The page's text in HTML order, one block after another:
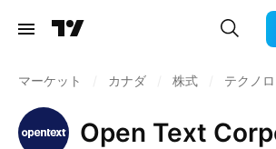
マーケット カナダ 株式 テクノ
Open Text